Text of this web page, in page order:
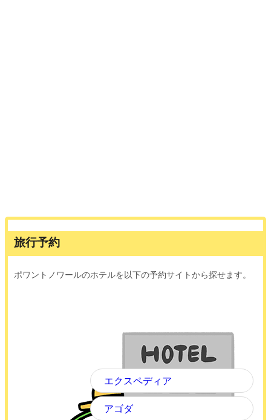
旅行予約
ポワントノワールのホテルを以下の予約サイトから探せます。
エクスペディア
アゴダ